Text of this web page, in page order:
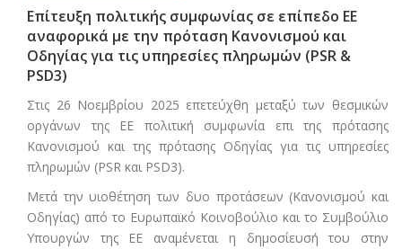
Επίτευξη πολιτικής συμφωνίας σε επίπεδο ΕΕ
αναφορικά με την πρόταση Κανονισμού και
Οδηγίας για τις υπηρεσίες πληρωμών (PSR &
PSD3)
Στις 26 Νοεμβρίου 2025 επετεύχθη μεταξύ των θεσμικών
οργάνων της ΕΕ πολιτική συμφωνία επι της πρότασης
Κανονισμού και της πρότασης Οδηγίας για τις υπηρεσίες
πληρωμών (PSR και PSD3).
Μετά την υιοθέτηση των δυο προτάσεων (Κανονισμού και
Οδηγίας) από το Ευρωπαϊκό Κοινοβούλιο και το Συμβούλιο
Υπουργών της ΕΕ αναμένεται η δημοσίευσή του στην